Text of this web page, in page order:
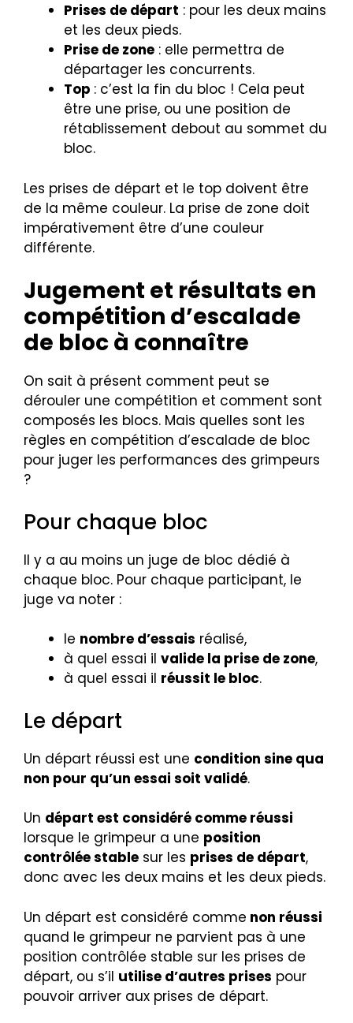
Prises de départ : pour les deux mains
et les deux pieds.
Prise de zone : elle permettra de
départager les concurrents.
Top : c’est la fin du bloc ! Cela peut
être une prise, ou une position de
rétablissement debout au sommet du
bloc.
Les prises de départ et le top doivent être
de la même couleur. La prise de zone doit
impérativement être d’une couleur
différente.
Jugement et résultats en
compétition d’escalade
de bloc à connaître
On sait à présent comment peut se
dérouler une compétition et comment sont
composés les blocs. Mais quelles sont les
règles en compétition d’escalade de bloc
pour juger les performances des grimpeurs
?
Pour chaque bloc
Il y a au moins un juge de bloc dédié à
chaque bloc. Pour chaque participant, le
juge va noter :
le nombre d’essais réalisé,
à quel essai il valide la prise de zone,
à quel essai il réussit le bloc.
Le départ
Un départ réussi est une condition sine qua
non pour qu’un essai soit validé.
Un départ est considéré comme réussi
lorsque le grimpeur a une position
contrôlée stable sur les prises de départ,
donc avec les deux mains et les deux pieds.
Un départ est considéré comme non réussi
quand le grimpeur ne parvient pas à une
position contrôlée stable sur les prises de
départ, ou s’il utilise d’autres prises pour
pouvoir arriver aux prises de départ.